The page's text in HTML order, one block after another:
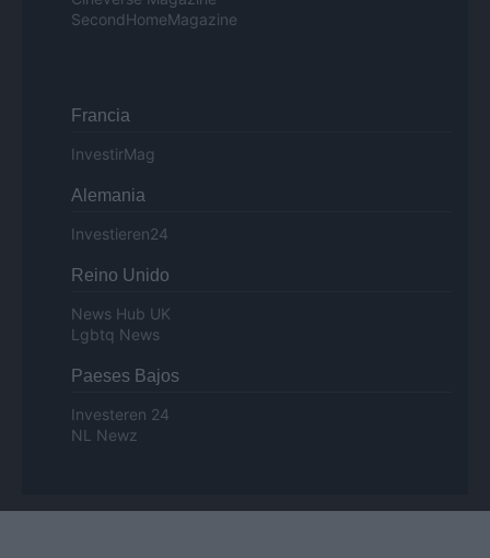
SecondHomeMagazine
Francia
InvestirMag
Alemania
Investieren24
Reino Unido
News Hub UK
Lgbtq News
Paeses Bajos
Investeren 24
NL Newz